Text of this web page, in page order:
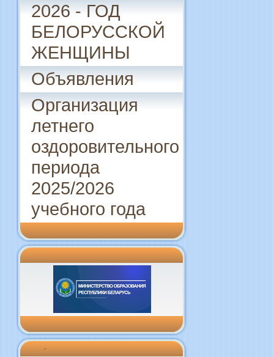
2026 - ГОД
БЕЛОРУССКОЙ
ЖЕНЩИНЫ
Объявления
Организация
летнего
оздоровительного
периода
2025/2026
учебного года
-